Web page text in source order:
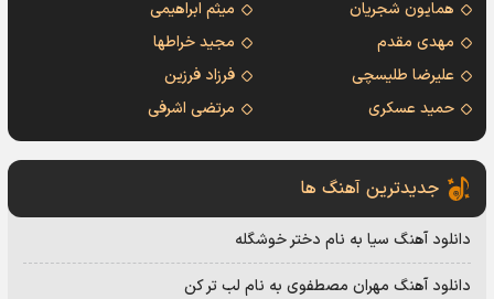
همایون شجریان
میثم ابراهیمی
مهدی مقدم
مجید خراطها
علیرضا طلیسچی
فرزاد فرزین
حمید عسکری
مرتضی اشرفی
جدیدترین آهنگ ها
دانلود آهنگ سیا به نام دختر خوشگله
دانلود آهنگ مهران مصطفوی به نام لب تر کن